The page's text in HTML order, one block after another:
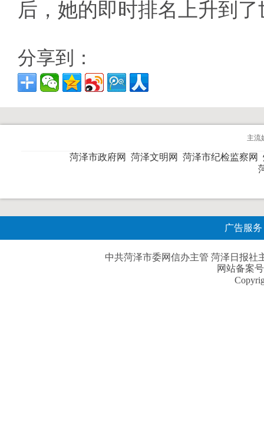
后，她的即时排名上升到
分享到：
主流
菏泽市政府网 菏泽文明网 菏泽市纪检监察网
广告服务
中共菏泽市委网信办主管 菏泽日报社
网站备案